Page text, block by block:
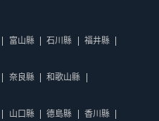
富山縣 石川縣 福井縣
奈良縣 和歌山縣
山口縣 德島縣
香川縣